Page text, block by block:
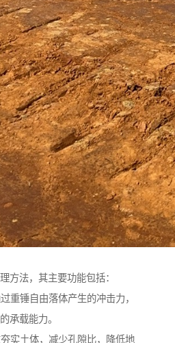
方法，其主要功能包括：
重锤自由落体产生的冲击力，
承载能力。
实土体，减少孔隙比，降低地